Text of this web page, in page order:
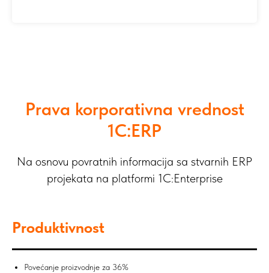
Prava korporativna vrednost
1C:ERP
Na osnovu povratnih informacija sa stvarnih ERP
projekata na platformi 1C:Enterprise
Produktivnost
Povećanje proizvodnje za 36%